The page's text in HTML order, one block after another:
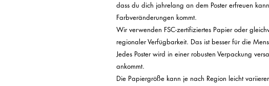
dass du dich jahrelang an dem Poster erfreuen
Farbveränderungen kommt.
Wir verwenden FSC-zertifiziertes Papier oder
regionaler Verfügbarkeit. Das ist besser für die
Jedes Poster wird in einer robusten Verpackung
ankommt.
Die Papiergröße kann je nach Region leicht